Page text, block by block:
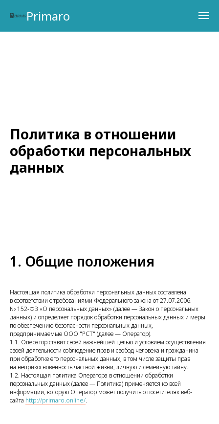
Primaro
Политика в отношении
обработки персональных
данных
1. Общие положения
Настоящая политика обработки персональных данных составлена
в соответствии с требованиями Федерального закона от 27.07.2006.
№ 152-ФЗ «О персональных данных» (далее — Закон о персональных
данных) и определяет порядок обработки персональных данных и меры
по обеспечению безопасности персональных данных,
предпринимаемые ООО "РСТ" (далее — Оператор).
1.1. Оператор ставит своей важнейшей целью и условием осуществления
своей деятельности соблюдение прав и свобод человека и гражданина
при обработке его персональных данных, в том числе защиты прав
на неприкосновенность частной жизни, личную и семейную тайну.
1.2. Настоящая политика Оператора в отношении обработки
персональных данных (далее — Политика) применяется ко всей
информации, которую Оператор может получить о посетителях веб-
сайта http://primaro.online/.